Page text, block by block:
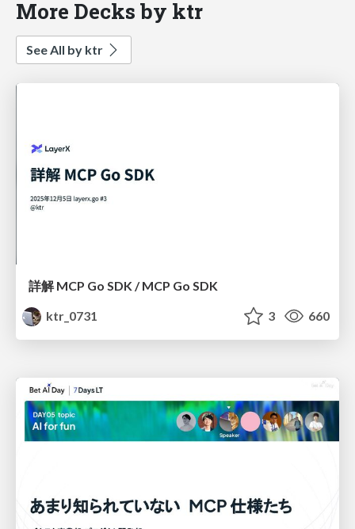
More Decks by ktr
See All by ktr
詳解 MCP Go SDK / MCP Go SDK
ktr_0731
3 660